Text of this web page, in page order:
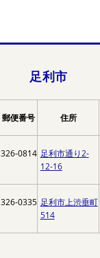
足利市
郵便番号 住所
326-0814 足利市通り2-
12-16
326-0335 足利市上渋垂町
514